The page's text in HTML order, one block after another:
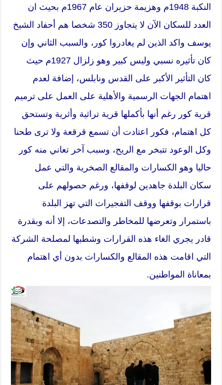
النكبة 1948م وهزيمة حزيران عام 1967م بحيث ان
العدد للسكان الآن لا يتجاوز 350 شخصا هم أحفاد الشيخ
يوسف واكد الذين لم يغادروا كور، والسبب الثاني وإن
كان تأثيره نسبي وليس كبير وهو زلزال 1927م حيث
كان التأثير الأكبر على القدس ونابلس، إضافة لعدم
اهتمام الجهات الرسمية والأهلية على العمل على ترميم
قرية كور رغم أنها بأكملها قرية تراثية وأثرية وتستحق
كل اهتمام، فكور اعتادت أن تسمع قرقعة ولا ترى طحنا
وكل الوعود تتبخر مع الريح، وسبب آخر تعاني منه كور
حاليا وهو الكسارات والمقالع الصخرية والتي عمل
سكان البلدة جاهدين لوقفها، ورغم حصولهم على
قرارات بوقفها ووقف التفجيرات التي تهز البلدة
باستمرار وتعرضها للمخاطر والتصدعات، إلا أنه وبقدرة
قادر يجري الغاء هذه القرارات وشطبها لمصلحة الشركة
التي اقامت هذه المقالع والكسارات بدون أي اهتمام
بمعاناة المواطنين.